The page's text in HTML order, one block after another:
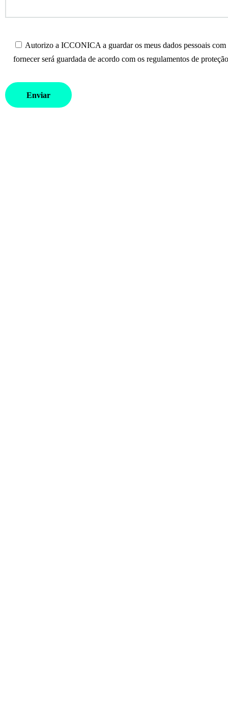
Autorizo a ICCONICA a guardar os meus dados pessoais
fornecer será guardada de acordo com os regulamentos de